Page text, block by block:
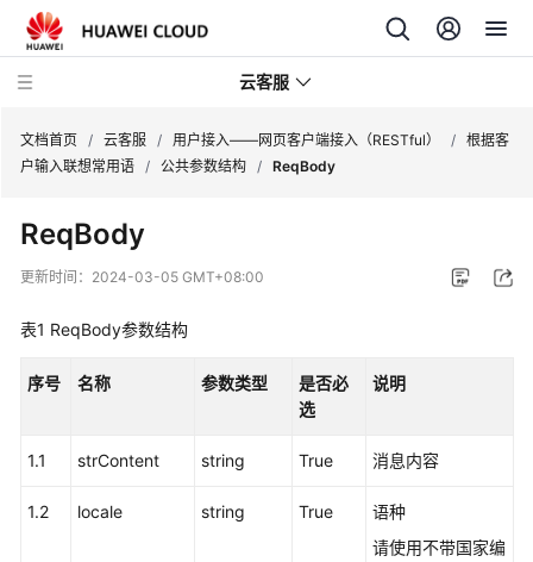
云客服
品
介
速
户
文档首页 / 云客服 / 用户接入——网页客户端接入（RESTful） / 根据客
户输入联想常用语 / 公共参数结构 / ReqBody
ReqBody
更新时间： 2024-03-05 GMT+08:00
表1 ReqBody参数结构
序号 名称 参数类型
是否必
选
说明
1.1 strContent string True 消息内容
1.2 locale string True
语种
请使用不带国家编